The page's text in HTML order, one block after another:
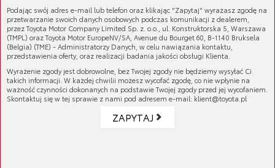
Oryginalny napinacz łańcucha rozrządu dla
samochodów marki Toyota.
Numer katalogowy:13540-50030
Podając swój adres e-mail lub telefon oraz klikając "Zapytaj" wyrażasz zgodę na
przetwarzanie swoich danych osobowych podczas komunikacji z dealerem,
przez Toyota Motor Company Limited Sp. z. o.o., ul. Konstruktorska 5, Warszawa
(TMPL) oraz Toyota Motor EuropeNV/SA, Avenue du Bourget 60, B-1140 Bruksela
(Belgia) (TME) - Administratorzy Danych, w celu nawiązania kontaktu,
przedstawienia oferty, oraz realizacji badania jakości obsługi Klienta.
Wyrażenie zgody jest dobrowolne, bez Twojej zgody nie będziemy wysyłać Ci
takich informacji. W każdej chwilii możesz wycofać zgodę, co nie wpłynie na
ważność czynności dokonanych na podstawie Twojej zgody przed jej wycofaniem.
Skontaktuj się w tej sprawie z nami pod adresem e-mail: klient@toyota.pl
ZAPYTAJ